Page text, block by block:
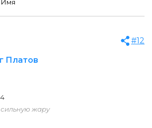
Имя
Платов
#12
сильную жару